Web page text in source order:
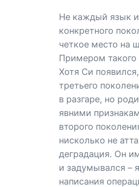
Не каждый язык
конкретного
четкое место на
Примером такого
Хотя Си
третьего
в разгаре, но
явними
второго
нисколько не
деградация. Он
и задумывался –
написания